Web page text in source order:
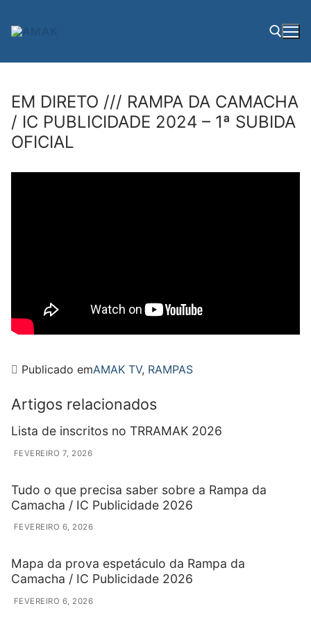
para
EM DIRETO /// RAMPA DA CAMACHA
/ IC PUBLICIDADE 2024 – 1ª SUBIDA
OFICIAL
Publicado emAMAK TV, RAMPAS
Artigos relacionados
Lista de inscritos no TRRAMAK 2026
FEVEREIRO 7, 2026
Tudo o que precisa saber sobre a Rampa da
Camacha / IC Publicidade 2026
FEVEREIRO 6, 2026
Mapa da prova espetáculo da Rampa da
Camacha / IC Publicidade 2026
FEVEREIRO 6, 2026